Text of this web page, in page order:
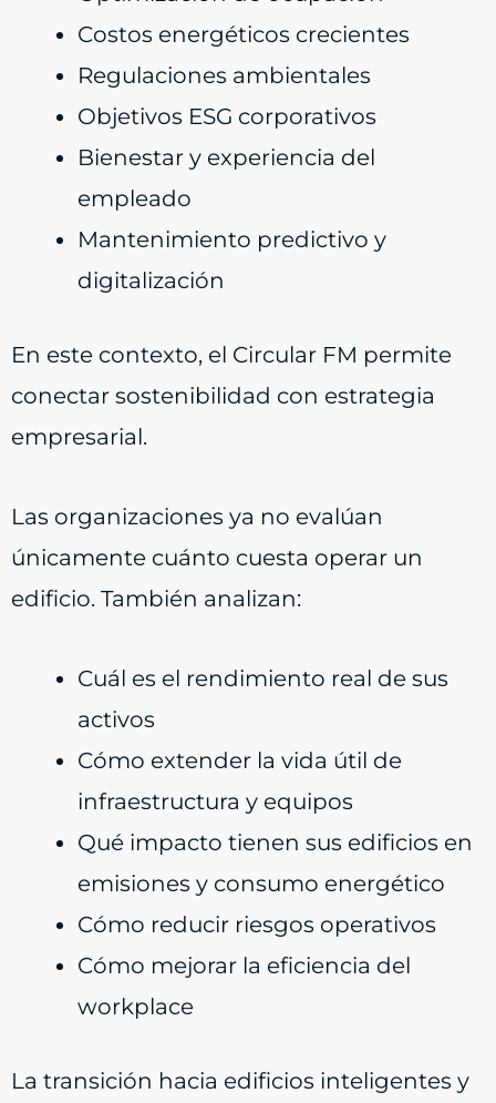
Costos energéticos crecientes
Regulaciones ambientales
Objetivos ESG corporativos
Bienestar y experiencia del
empleado
Mantenimiento predictivo y
digitalización
En este contexto, el Circular FM permite
conectar sostenibilidad con estrategia
empresarial.
Las organizaciones ya no evalúan
únicamente cuánto cuesta operar un
edificio. También analizan:
Cuál es el rendimiento real de sus
activos
Cómo extender la vida útil de
infraestructura y equipos
Qué impacto tienen sus edificios en
emisiones y consumo energético
Cómo reducir riesgos operativos
Cómo mejorar la eficiencia del
workplace
La transición hacia edificios inteligentes y